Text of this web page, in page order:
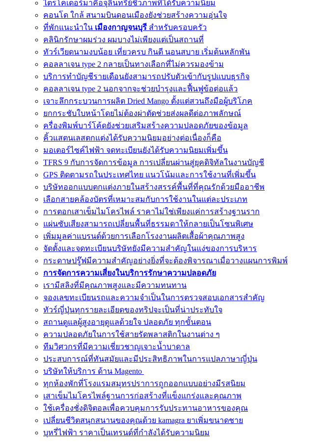
ไตรโคเดอร์มาคือจุลินทรีย์ชีวภาพที่ได้รับความนิยม
คอนโด ใกล้ สนามบินดอนเมืองยังช่วยสร้างความอุ่นใจ
ที่พักแนะนำใน เมืองกาญจนบุรี สำหรับครอบครัว
คลินิกรักษาผมร่วง ผมบางไม่เพียงแต่เป็นสถานที่
ทัวร์เวียดนามงบน้อย เที่ยวครบ กินดี นอนสบาย เริ่มต้นหลักพัน
คอลลาเจน type 2 กลายเป็นทางเลือกที่ไม่ควรมองข้าม
บริการทำบัญชีรายเดือนยังสามารถปรับตัวเข้ากับรูปแบบธุรกิจ
คอลลาเจน type 2 นอกจากจะช่วยบำรุงและฟื้นฟูข้อต่อแล้ว
เจาะลึกกระบวนการผลิต Dried Mango ตั้งแต่สวนถึงมือผู้บริโภค
ยกกระชับใบหน้าโดยไม่ต้องผ่าตัดช่วยส่งผลดีต่อภาพลักษณ์
ครื่องพิมพ์บาร์โค้ดยังช่วยเสริมสร้างความปลอดภัยของข้อมูล
คิ้วแสตนเลสตกแต่งได้รับความนิยมอย่างต่อเนื่องก็คือ
มอเตอร์ไซค์ไฟฟ้า จดทะเบียนยังได้รับความนิยมเพิ่มขึ้น
TFRS 9 กับการจัดการข้อมูล การเปลี่ยนผ่านสู่ยุคดิจิทัลในงานบัญชี
GPS ติดตามรถในประเทศไทย แนวโน้มและการใช้งานที่เพิ่มขึ้น
บริษัทออกแบบตกแต่งภายในสร้างสรรค์พื้นที่ที่คุณรักด้วยมืออาชีพ
เลือกสายคล้องบัตรที่เหมาะสมกับการใช้งานในแต่ละประเภท
การตอกเสาเข็มไมโครไพล์ ราคาไม่ใช่เพียงแค่การสร้างฐานราก
แผ่นซับเสียงสามารถเปลี่ยนพื้นที่ธรรมดาให้กลายเป็นโซนพิเศษ
เพิ่มมูลค่าแบรนด์ด้วยการเลือกโรงงานผลิตเสื้อผ้าคุณภาพสูง
จัดตั้งและจดทะเบียนบริษัทยังมีความสำคัญในแง่ของการบริหาร
กระดาษปรู๊ฟมีความสำคัญอย่างยิ่งที่จะต้องพิจารณาเมื่อวางแผนการพิมพ์
การจัดการความเสี่ยงในบริการรักษาความปลอดภัย
เรามีสลิงที่มีคุณภาพสูงและมีความทนทาน
จองเลขทะเบียนรถและความจำเป็นในการตรวจสอบเอกสารสำคัญ
ทัวร์ญี่ปุ่นทุกรายละเอียดของทริปจะเป็นที่น่าประทับใจ
สถานดูแลผู้สูงอายุดูแลด้วยใจ ปลอดภัย ทุกขั้นตอน
ความปลอดภัยในการใช้สายรัดพลาสติกในงานต่าง ๆ
ทีมวิศวกรที่มีความเชี่ยวชาญเจาะน้ำบาดาล
ประสบการณ์ที่ทันสมัยและมีประสิทธิภาพในการแปลภาษาญี่ปุ่น
บริษัทให้บริการ ด้าน Magento
ทุกห้องพักที่โรงแรมสมุทรปราการถูกออกแบบอย่างมีรสนิยม
เสาเข็มไมโครไพล์ฐานการก่อสร้างที่แข็งแกร่งและคุณภาพ
ใช้เครื่องชั่งดิจิตอลเพื่อควบคุมการรับประทานอาหารของคุณ
เปลี่ยนชีวิตสนุกสนานของคุณด้วย kamagra ยาเพิ่มขนาดชาย
บุหรี่ไฟฟ้า ราคาเป็นเทรนด์ที่กำลังได้รับความนิยม